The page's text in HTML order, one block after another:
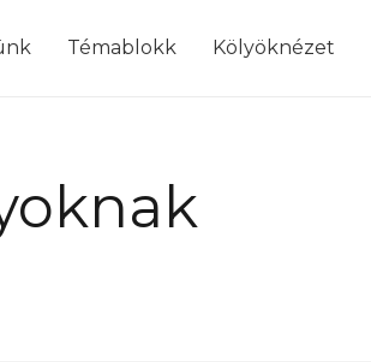
Témablokk Kölyöknézet